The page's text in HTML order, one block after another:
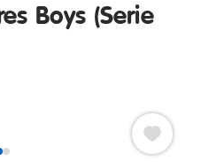
Boys (Serie